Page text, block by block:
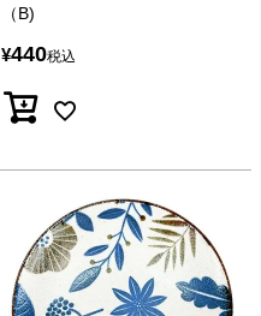
（B)
¥440税込